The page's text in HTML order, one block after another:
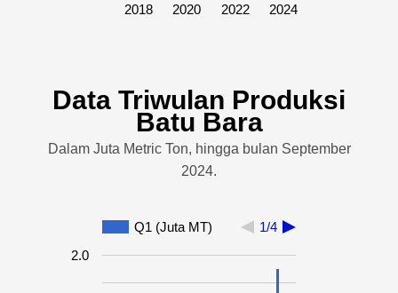
2018
2020
2022
2024
Data Triwulan Produksi
Batu Bara
Dalam Juta Metric Ton, hingga bulan September
2024.
Q1 (Juta MT) 1/4
2.0